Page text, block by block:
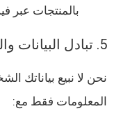
بالمنتجات عبر
5. تبادل البيانات والموظفين
نحن لا نبيع بياناتك
المعلومات فقط مع: